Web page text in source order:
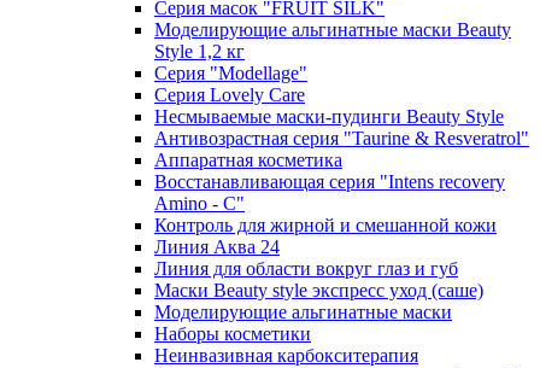
Серия масок "FRUIT SILK"
Моделирующие альгинатные маски Beauty
Style 1,2 кг
Серия "Modellage"
Cерия Lovely Care
Несмываемые маски-пудинги Beauty Style
Антивозрастная серия "Taurine & Resveratrol"
Аппаратная косметика
Восстанавливающая серия "Intens recovery
Amino - C"
Контроль для жирной и смешанной кожи
Линия Аква 24
Линия для области вокруг глаз и губ
Маски Beauty style экспресс уход (саше)
Моделирующие альгинатные маски
Наборы косметики
Неинвазивная карбокситерапия